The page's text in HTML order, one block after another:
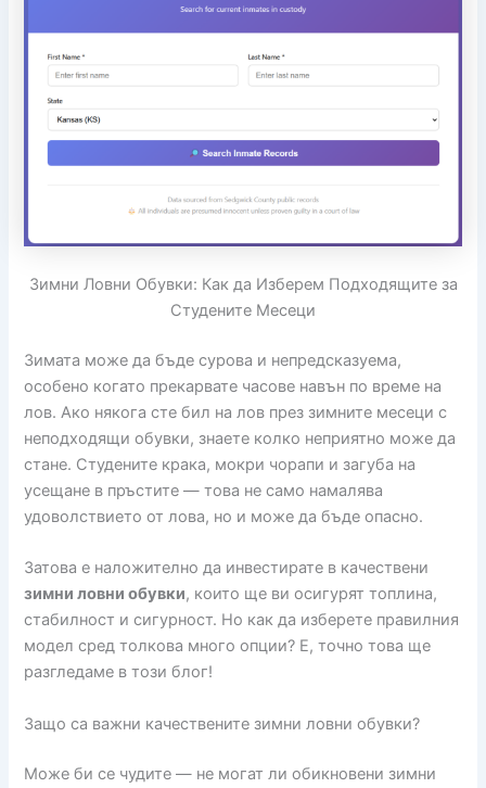
Зимни Ловни Обувки: Как да Изберем Подходящите за
Студените Месеци
Зимата може да бъде сурова и непредсказуема,
особено когато прекарвате часове навън по време на
лов. Ако някога сте бил на лов през зимните месеци с
неподходящи обувки, знаете колко неприятно може да
стане. Студените крака, мокри чорапи и загуба на
усещане в пръстите — това не само намалява
удоволствието от лова, но и може да бъде опасно.
Затова е наложително да инвестирате в качествени
зимни ловни обувки, които ще ви осигурят топлина,
стабилност и сигурност. Но как да изберете правилния
модел сред толкова много опции? Е, точно това ще
разгледаме в този блог!
Защо са важни качествените зимни ловни обувки?
Може би се чудите — не могат ли обикновени зимни